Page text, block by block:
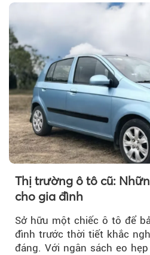
Thị trường ô tô cũ:
cho gia đình
Sở hữu một chiếc ô tô để
đình trước thời tiết khắc
đáng. Với ngân sách eo